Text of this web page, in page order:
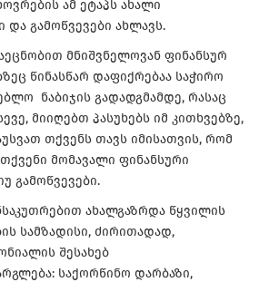
ამ ეტაპს ახალი
და გამოწვევები ახლავს.
მნიშვნელოვან ფინანსურ
წინასწარ დაფიქრებაა საჭირო
ნაბიჯის გადადგმამდე, რასაც
მიიღებთ პასუხებს იმ კითხვებზე,
თქვენს თავს იმისათვის, რომ
მომავალი ფინანსური
გამოწვევები.
ახალგაზრდა წყვილის
სამზადისი, ძირითადად,
შესახებ
საქორწინო დარბაზი,